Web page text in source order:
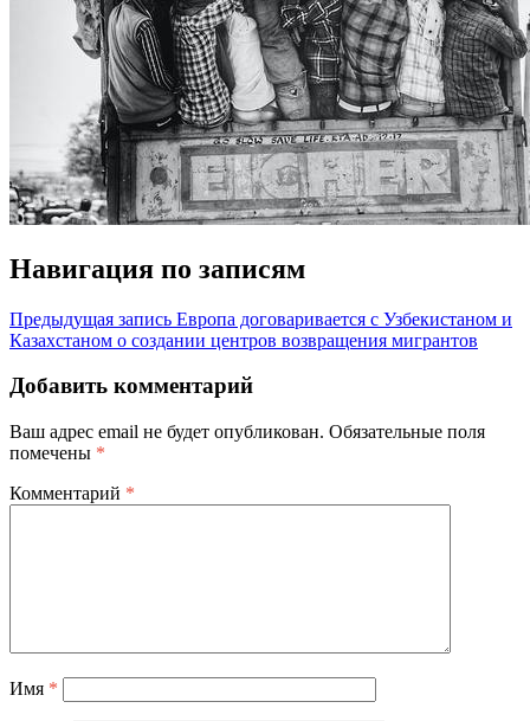
Навигация по записям
Предыдущая запись Европа договаривается с Узбекистаном и
Казахстаном о создании центров возвращения мигрантов
Добавить комментарий
Ваш адрес email не будет опубликован. Обязательные поля
помечены *
Комментарий *
Имя *